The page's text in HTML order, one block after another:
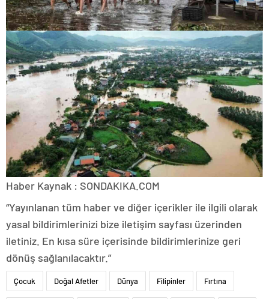
Haber Kaynak : SONDAKIKA.COM
“Yayınlanan tüm haber ve diğer içerikler ile ilgili olarak
yasal bildirimlerinizi bize iletişim sayfası üzerinden
iletiniz. En kısa süre içerisinde bildirimlerinize geri
dönüş sağlanılacaktır.”
Çocuk Doğal Afetler Dünya Filipinler Fırtına